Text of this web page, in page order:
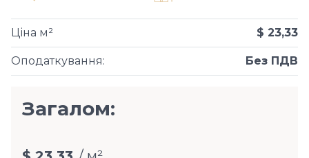
Оподаткування: Без ПДВ
Ціна м² $ 23,33
Загалом: